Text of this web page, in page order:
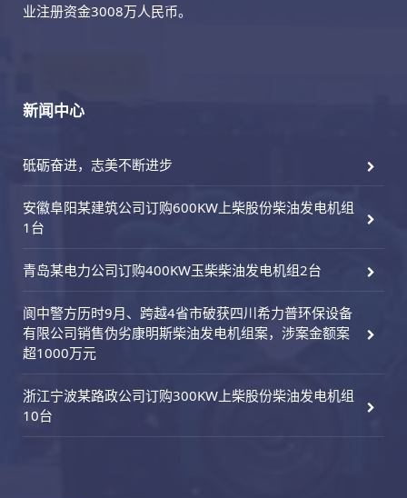
业注册资金3008万人民币。
新闻中心
砥砺奋进，志美不断进步
安徽阜阳某建筑公司订购600KW上柴股份柴油发电机组
1台
青岛某电力公司订购400KW玉柴柴油发电机组2台
阆中警方历时9月、跨越4省市破获四川希力普环保设备
有限公司销售伪劣康明斯柴油发电机组案，涉案金额案
超1000万元
浙江宁波某路政公司订购300KW上柴股份柴油发电机组
10台